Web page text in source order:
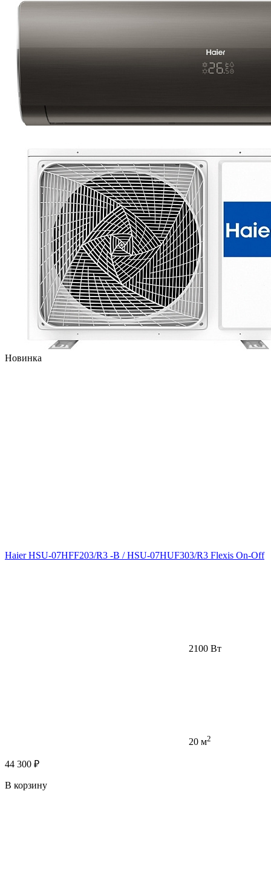
Новинка
Haier HSU-07HFF203/R3 -B / HSU-07HUF303/R3 Flexis On-Off
2100 Вт
20 м2
44 300 ₽
В корзину